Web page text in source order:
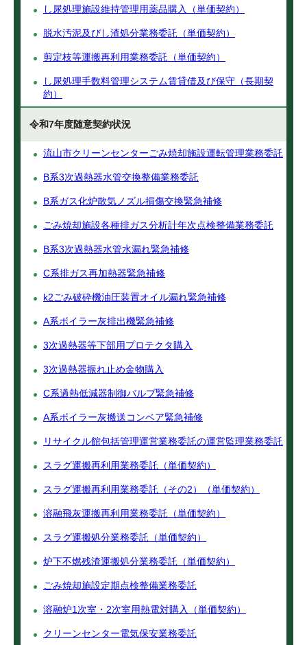
し尿処理施設維持管理用薬品購入（単価契約）
脱水汚泥及びし渣処分業務委託（単価契約）
剪定枝等運搬再利用業務委託（単価契約）
し尿処理手数料管理システム賃貸借及び保守（長期契
約）
令和7年度随意契約状況
流山市クリーンセンターごみ焼却施設運転管理業務委託
B系3次過熱器水管交換整備業務委託
B系ガス化炉散気ノズル損傷交換緊急補修
ごみ焼却施設各種排ガス分析計年次点検整備業務委託
B系3次過熱器水管水漏れ緊急補修
C系排ガス再加熱器緊急補修
k2ごみ破砕機油圧装置オイル漏れ緊急補修
A系ボイラー灰排出機緊急補修
3次過熱器等下部用プロテクタ購入
3次過熱器振れ止め金物購入
C系過熱低減器制御バルブ緊急補修
A系ボイラー灰搬送コンベア緊急補修
リサイクル館包括管理運営業務委託の運営監理業務委託
スラグ運搬再利用業務委託（単価契約）
スラグ運搬再利用業務委託（その2）（単価契約）
溶融飛灰運搬再利用業務委託（単価契約）
スラグ運搬処分業務委託（単価契約）
炉下不燃残渣運搬処分業務委託（単価契約）
ごみ焼却施設定期点検整備業務委託
溶融炉1次室・2次室用熱電対購入（単価契約）
クリーンセンター電気保安業務委託